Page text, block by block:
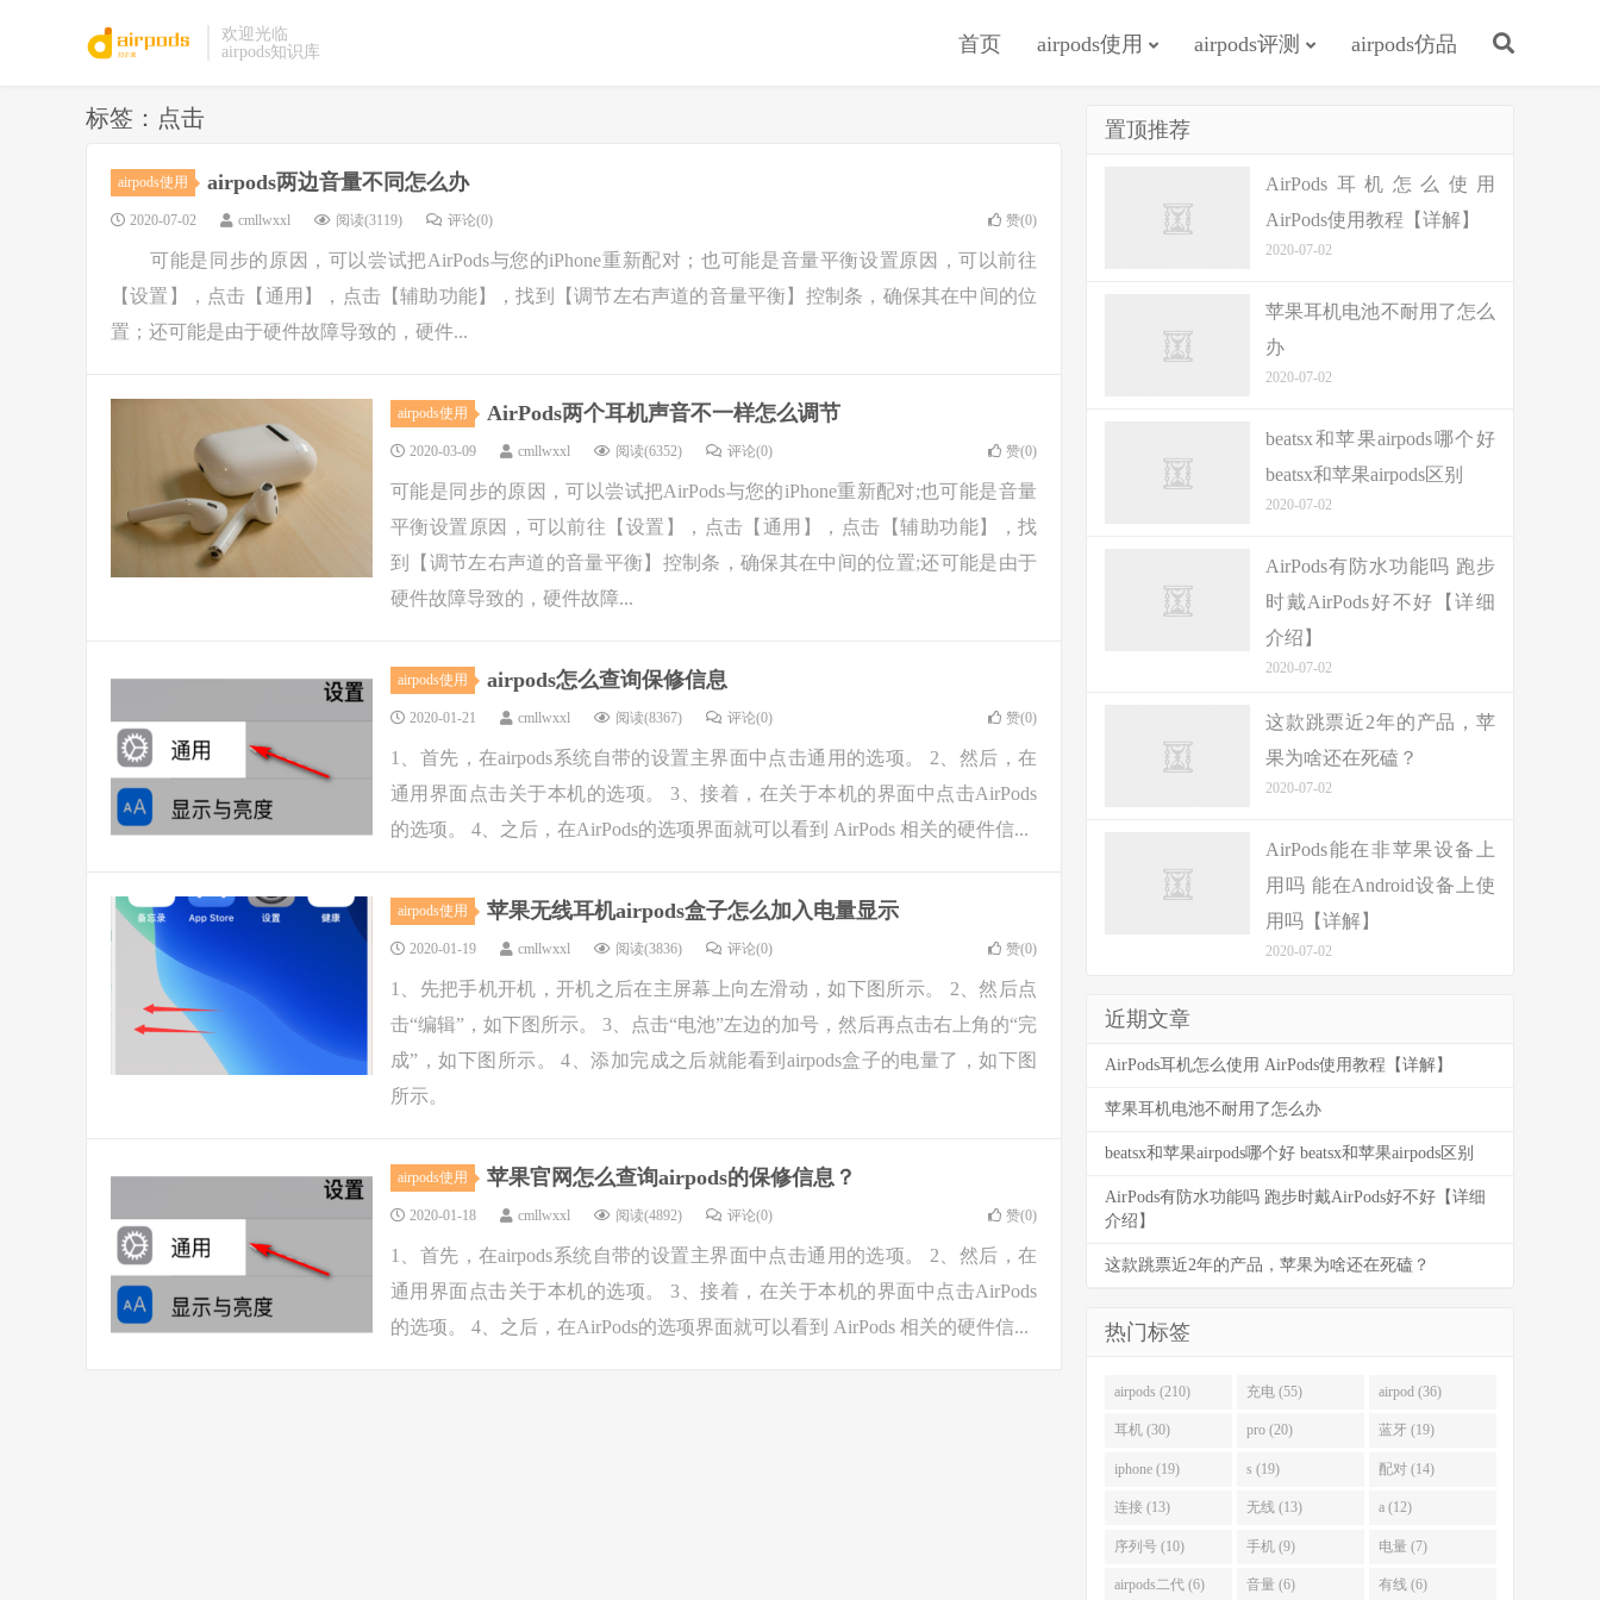
欢迎光临
airpods知识库
首页 airpods使用 airpods评测 airpods仿品
标签：点击
airpods使用 airpods两边音量不同怎么办
2020-07-02 cmllwxxl 阅读(3119) 评论(0) 赞(0)
可能是同步的原因，可以尝试把AirPods与您的iPhone重新配对；也可能是音量平衡设置原因，可以前往
【设置】，点击【通用】，点击【辅助功能】，找到【调节左右声道的音量平衡】控制条，确保其在中间的位
置；还可能是由于硬件故障导致的，硬件...
airpods使用 AirPods两个耳机声音不一样怎么调节
2020-03-09 cmllwxxl 阅读(6352) 评论(0) 赞(0)
可能是同步的原因，可以尝试把AirPods与您的iPhone重新配对;也可能是音量
平衡设置原因，可以前往【设置】，点击【通用】，点击【辅助功能】，找
到【调节左右声道的音量平衡】控制条，确保其在中间的位置;还可能是由于
硬件故障导致的，硬件故障...
airpods使用 airpods怎么查询保修信息
2020-01-21 cmllwxxl 阅读(8367) 评论(0) 赞(0)
1、首先，在airpods系统自带的设置主界面中点击通用的选项。 2、然后，在
通用界面点击关于本机的选项。 3、接着，在关于本机的界面中点击AirPods
的选项。 4、之后，在AirPods的选项界面就可以看到 AirPods 相关的硬件信...
airpods使用 苹果无线耳机airpods盒子怎么加入电量显示
2020-01-19 cmllwxxl 阅读(3836) 评论(0) 赞(0)
1、先把手机开机，开机之后在主屏幕上向左滑动，如下图所示。 2、然后点
击“编辑”，如下图所示。 3、点击“电池”左边的加号，然后再点击右上角的“完
成”，如下图所示。 4、添加完成之后就能看到airpods盒子的电量了，如下图
所示。
airpods使用 苹果官网怎么查询airpods的保修信息？
2020-01-18 cmllwxxl 阅读(4892) 评论(0) 赞(0)
1、首先，在airpods系统自带的设置主界面中点击通用的选项。 2、然后，在
通用界面点击关于本机的选项。 3、接着，在关于本机的界面中点击AirPods
的选项。 4、之后，在AirPods的选项界面就可以看到 AirPods 相关的硬件信...
置顶推荐
AirPods耳机怎么使用
AirPods使用教程【详解】
2020-07-02
苹果耳机电池不耐用了怎么
办
2020-07-02
beatsx和苹果airpods哪个好
beatsx和苹果airpods区别
2020-07-02
AirPods有防水功能吗 跑步
时戴AirPods好不好【详细
介绍】
2020-07-02
这款跳票近2年的产品，苹
果为啥还在死磕？
2020-07-02
AirPods能在非苹果设备上
用吗 能在Android设备上使
用吗【详解】
2020-07-02
近期文章
AirPods耳机怎么使用 AirPods使用教程【详解】
苹果耳机电池不耐用了怎么办
beatsx和苹果airpods哪个好 beatsx和苹果airpods区别
AirPods有防水功能吗 跑步时戴AirPods好不好【详细
介绍】
这款跳票近2年的产品，苹果为啥还在死磕？
热门标签
airpods (210) 充电 (55) airpod (36)
耳机 (30) pro (20) 蓝牙 (19)
iphone (19) s (19) 配对 (14)
连接 (13) 无线 (13) a (12)
序列号 (10) 手机 (9) 电量 (7)
airpods二代 (6) 音量 (6) 有线 (6)